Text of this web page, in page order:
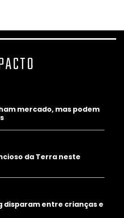
mercado, mas podem
da Terra neste
disparam entre crianças e